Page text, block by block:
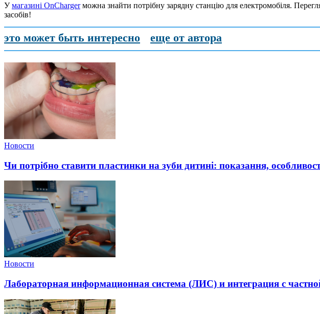
Умагазині OnChargerможна знайти потрібну зарядну станцію для електромобіля.
засобів!
это может быть интересно еще от автора
Новости
Чи потрібно ставити пластинки на зуби дитині: показання,
Новости
Лабораторная информационная система (ЛИС) и интеграция с